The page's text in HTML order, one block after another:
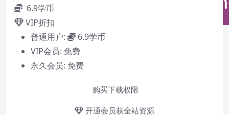
6.9学币
VIP折扣
普通用户:
6.9学币
VIP会员: 免费
永久会员: 免费
购买下载权限
开通会员获全站资源